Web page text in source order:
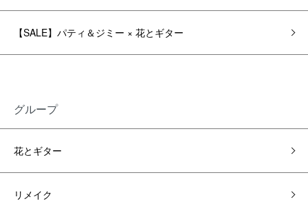
【SALE】パティ＆ジミー × 花とギター
グループ
花とギター
リメイク